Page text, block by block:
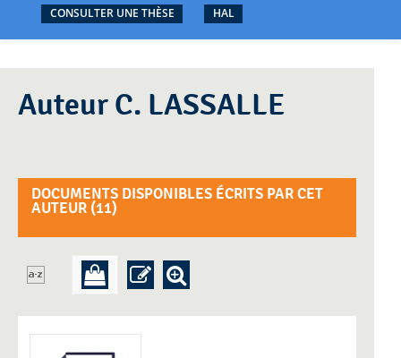
CONSULTER UNE THÈSE
HAL
Auteur C. LASSALLE
DOCUMENTS DISPONIBLES ÉCRITS PAR CET
AUTEUR (11)